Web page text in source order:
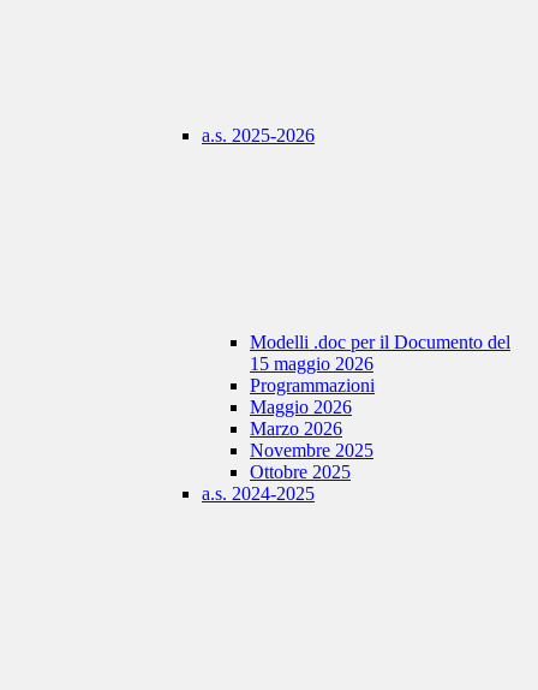
a.s. 2025-2026
Modelli .doc per il Documento del
15 maggio 2026
Programmazioni
Maggio 2026
Marzo 2026
Novembre 2025
Ottobre 2025
a.s. 2024-2025